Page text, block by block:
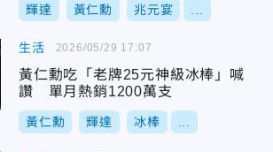
輝達 黃仁勳 兆元宴
生活
黃仁勳吃「老牌25元神級冰棒」喊
讚 單月熱銷1200萬支
黃仁勳 輝達 冰棒
2026/05/29 17:07